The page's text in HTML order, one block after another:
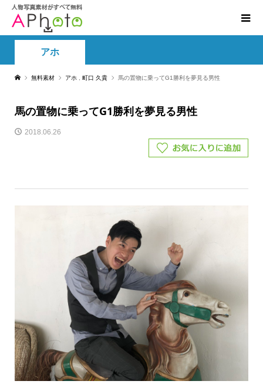
アホ
無料素材 アホ 町口 久貴 馬の置物に乗ってG1勝利を夢見る男性
馬の置物に乗ってG1勝利を夢見る男性
2018.06.26